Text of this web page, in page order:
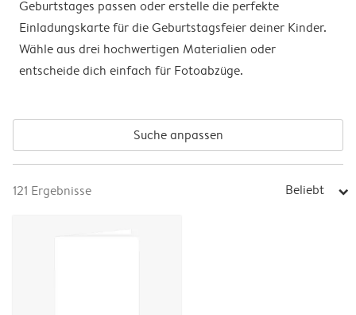
Geburtstages passen oder erstelle die perfekte
Einladungskarte für die Geburtstagsfeier deiner Kinder.
Wähle aus drei hochwertigen Materialien oder
entscheide dich einfach für Fotoabzüge.
Suche anpassen
121 Ergebnisse Beliebt arrow_right